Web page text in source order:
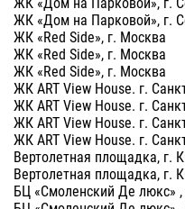
ЖК «Дом на Парковой», г.
ЖК «Red Side», г. Москва
ЖК «Red Side», г. Москва
ЖК «Red Side», г. Москва
ЖК ART View House. г.
ЖК ART View House. г.
ЖК ART View House. г.
ЖК ART View House. г.
Вертолетная площадка, г.
Вертолетная площадка, г.
БЦ «Смоленский Де люкс»